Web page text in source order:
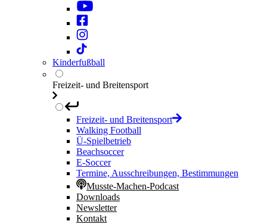
Kinderfußball
Freizeit- und Breitensport
Freizeit- und Breitensport
Walking Football
Ü-Spielbetrieb
Beachsoccer
E-Soccer
Termine, Ausschreibungen, Bestimmungen
Musste-Machen-Podcast
Downloads
Newsletter
Kontakt